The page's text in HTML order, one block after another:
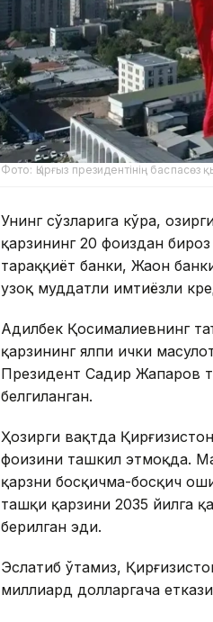
Фото: Қырғыз президентінің баспасөз
Унинг сўзларига кўра,
қарзининг 20 фоиздан
тараққиёт банки, Жаҳон
узоқ муддатли имтиёзли
Адилбек Қосималиевнинг
қарзининг ялпи ички
Президент Садир Жапаров
белгиланган.
Ҳозирги вақтда
фоизини ташкил этмоқда.
қарзни босқичма-босқич
ташқи қарзини 2035 йилга
берилган эди.
Эслатиб ўтамиз,
миллиард долларгача